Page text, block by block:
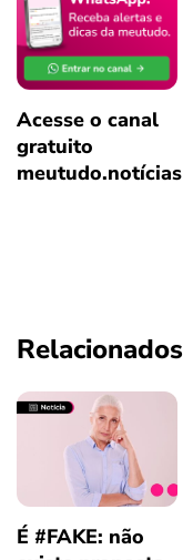
Acesse o canal
gratuito
meutudo.notícias
Relacionados
É #FAKE: não